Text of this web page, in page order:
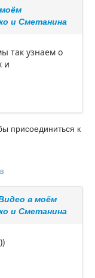
и Сметанина
так узнаем о
и
присоединиться к
в моём
и Сметанина